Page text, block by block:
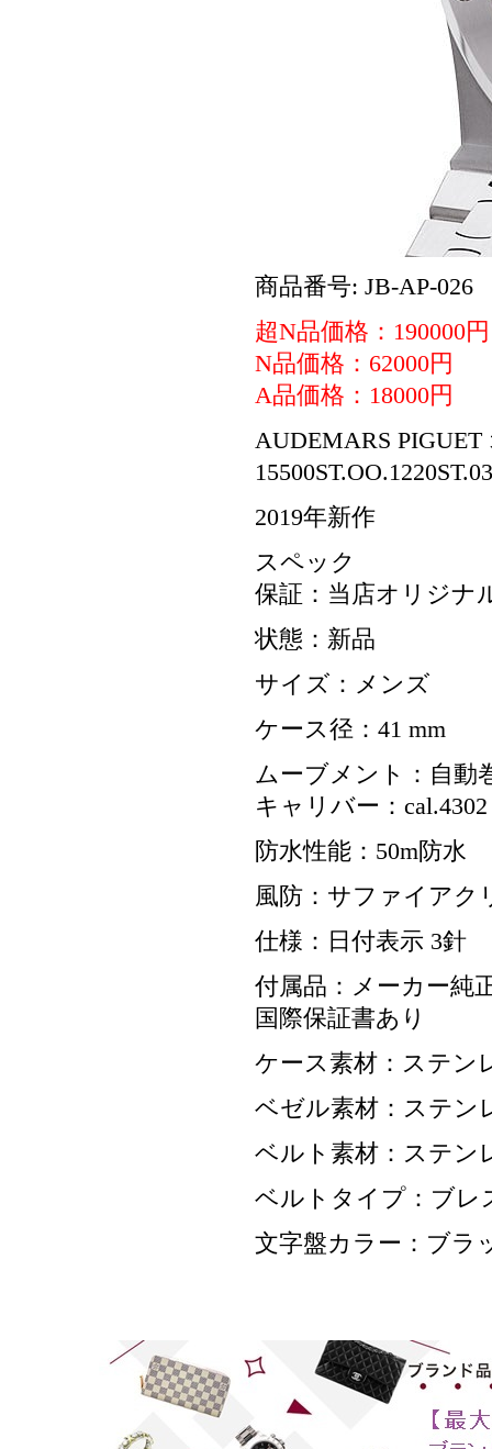
商品番号: JB-AP-026
超N品価格：190000円
N品価格：62000円
A品価格：18000円
AUDEMARS
2019年新作
スペック
保証：当店オリジナ
状態：新品
サイズ：メンズ
ケース径：41 mm
ムーブメント：自動
キャリバー：cal.4302
防水性能：50m防水
風防：サファイアク
仕様：日付表示 3針
付属品：メーカー純
国際保証書あり
ケース素材：ステン
ベゼル素材：ステン
ベルト素材：ステン
ベルトタイプ：ブレ
文字盤カラー：ブラ